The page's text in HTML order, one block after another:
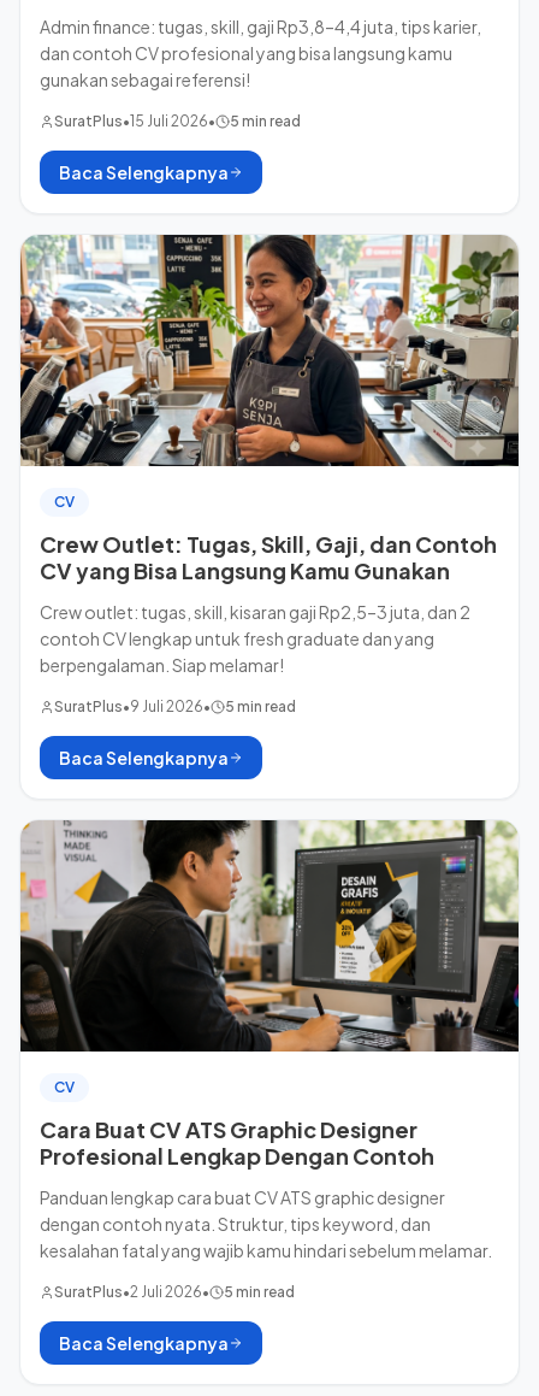
Admin finance: tugas, skill, gaji Rp3,8–4,4 juta, tips karier,
dan contoh CV profesional yang bisa langsung kamu
gunakan sebagai referensi!
SuratPlus•15 Juli 2026• 5 min read
Baca Selengkapnya
CV
Crew Outlet: Tugas, Skill, Gaji, dan Contoh
CV yang Bisa Langsung Kamu Gunakan
Crew outlet: tugas, skill, kisaran gaji Rp2,5–3 juta, dan 2
contoh CV lengkap untuk fresh graduate dan yang
berpengalaman. Siap melamar!
SuratPlus•9 Juli 2026• 5 min read
Baca Selengkapnya
CV
Cara Buat CV ATS Graphic Designer
Profesional Lengkap Dengan Contoh
Panduan lengkap cara buat CV ATS graphic designer
dengan contoh nyata. Struktur, tips keyword, dan
kesalahan fatal yang wajib kamu hindari sebelum melamar.
SuratPlus•2 Juli 2026• 5 min read
Baca Selengkapnya